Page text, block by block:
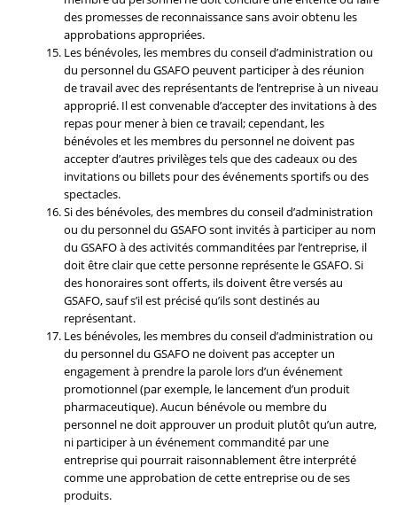
des promesses de reconnaissance sans avoir obtenu les
approbations appropriées.
Les bénévoles, les membres du conseil d’administration ou
du personnel du GSAFO peuvent participer à des réunion
de travail avec des représentants de l’entreprise à un niveau
approprié. Il est convenable d’accepter des invitations à des
repas pour mener à bien ce travail; cependant, les
bénévoles et les membres du personnel ne doivent pas
accepter d’autres privilèges tels que des cadeaux ou des
invitations ou billets pour des événements sportifs ou des
spectacles.
Si des bénévoles, des membres du conseil d’administration
ou du personnel du GSAFO sont invités à participer au nom
du GSAFO à des activités commanditées par l’entreprise, il
doit être clair que cette personne représente le GSAFO. Si
des honoraires sont offerts, ils doivent être versés au
GSAFO, sauf s’il est précisé qu’ils sont destinés au
représentant.
Les bénévoles, les membres du conseil d’administration ou
du personnel du GSAFO ne doivent pas accepter un
engagement à prendre la parole lors d’un événement
promotionnel (par exemple, le lancement d’un produit
pharmaceutique). Aucun bénévole ou membre du
personnel ne doit approuver un produit plutôt qu’un autre,
ni participer à un événement commandité par une
entreprise qui pourrait raisonnablement être interprété
comme une approbation de cette entreprise ou de ses
produits.